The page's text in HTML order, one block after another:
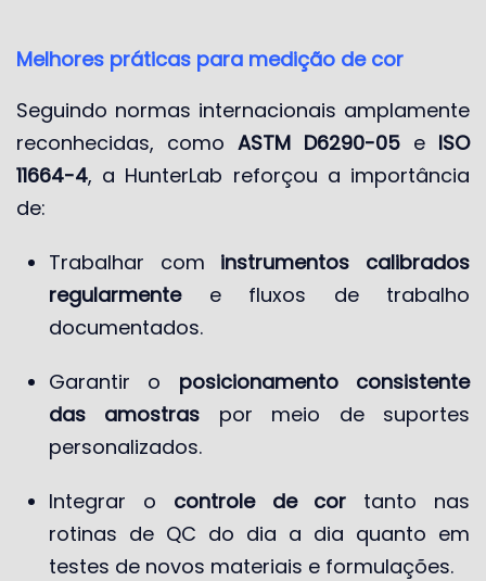
Melhores práticas para medição de cor
Seguindo normas internacionais amplamente
reconhecidas, como ASTM D6290-05 e ISO
11664-4, a HunterLab reforçou a importância
de:
Trabalhar com instrumentos calibrados
regularmentee fluxos de trabalho
documentados.
Garantir o posicionamento consistente
das amostras por meio de suportes
personalizados.
Integrar o controle de cor tanto nas
rotinas de QC do dia a dia quanto em
testes de novos materiais e formulações.